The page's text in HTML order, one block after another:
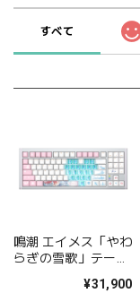
すべて
鳴潮 エイメス「やわ
らぎの雪歌」テーマ
¥31,900